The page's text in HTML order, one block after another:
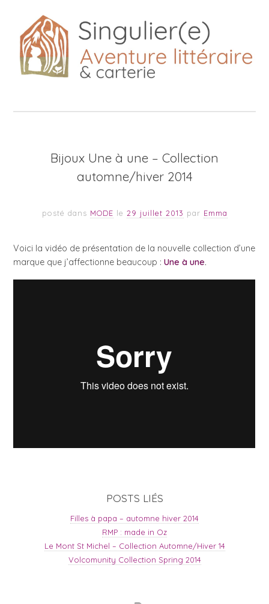
Bijoux Une à une – Collection
automne/hiver 2014
posté dans MODE le 29 juillet 2013 par Emma
Voici la vidéo de présentation de la nouvelle collection d’une
marque que j’affectionne beaucoup :Une à une.
POSTS LIÉS
Filles à papa – automne hiver 2014
RMP : made in Oz
Le Mont St Michel – Collection Automne/Hiver 14
Volcomunity Collection Spring 2014